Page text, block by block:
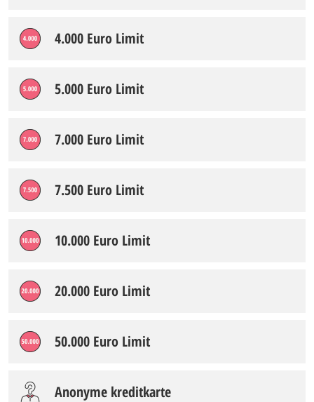
4.000 Euro Limit
5.000 Euro Limit
7.000 Euro Limit
7.500 Euro Limit
10.000 Euro Limit
20.000 Euro Limit
50.000 Euro Limit
Anonyme kreditkarte